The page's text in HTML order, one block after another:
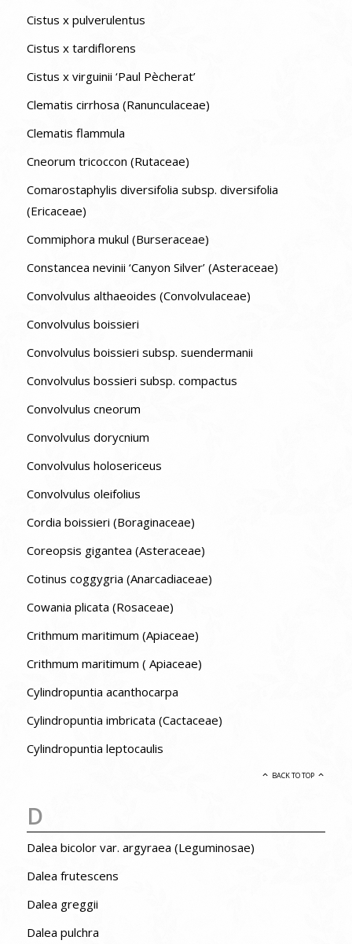
Cistus x pulverulentus
Cistus x tardiflorens
Cistus x virguinii ‘Paul Pècherat’
Clematis cirrhosa (Ranunculaceae)
Clematis flammula
Cneorum tricoccon (Rutaceae)
Comarostaphylis diversifolia subsp. diversifolia
(Ericaceae)
Commiphora mukul (Burseraceae)
Constancea nevinii ‘Canyon Silver’ (Asteraceae)
Convolvulus althaeoides (Convolvulaceae)
Convolvulus boissieri
Convolvulus boissieri subsp. suendermanii
Convolvulus bossieri subsp. compactus
Convolvulus cneorum
Convolvulus dorycnium
Convolvulus holosericeus
Convolvulus oleifolius
Cordia boissieri (Boraginaceae)
Coreopsis gigantea (Asteraceae)
Cotinus coggygria (Anarcadiaceae)
Cowania plicata (Rosaceae)
Crithmum maritimum (Apiaceae)
Crithmum maritimum ( Apiaceae)
Cylindropuntia acanthocarpa
Cylindropuntia imbricata (Cactaceae)
Cylindropuntia leptocaulis
BACK TO TOP
D
Dalea bicolor var. argyraea (Leguminosae)
Dalea frutescens
Dalea greggii
Dalea pulchra